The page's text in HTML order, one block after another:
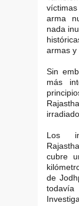
arma
nada
armas y
Sin
más
irradiado.
Los
cubre
de